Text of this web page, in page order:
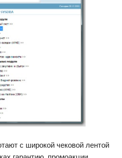
с широкой чековой лентой